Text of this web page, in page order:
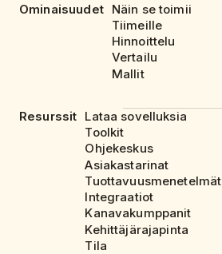
Ominaisuudet Näin se toimii
Tiimeille
Hinnoittelu
Vertailu
Mallit
Resurssit Lataa sovelluksia
Toolkit
Ohjekeskus
Asiakastarinat
Tuottavuusmenetelmät
Integraatiot
Kanavakumppanit
Kehittäjärajapinta
Tila